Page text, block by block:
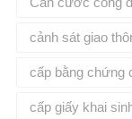
cảnh sát giao
cấp bằng chứng
cấp giấy khai